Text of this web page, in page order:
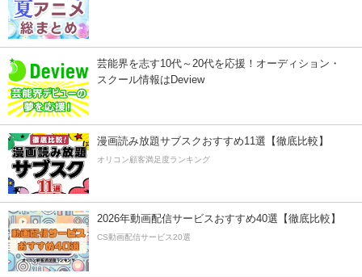
芸能界を志す10代～20代を応援！オーディション・
スクール情報はDeview
漫画読み放題サブスクおすすめ11選【徹底比較】
オリコン顧客満足度ランキング
2026年動画配信サービスおすすめ40選【徹底比較】
CS動画配信サービス20選